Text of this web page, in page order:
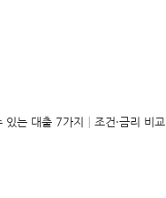
있는 대출 7가지│조건·금리 비교